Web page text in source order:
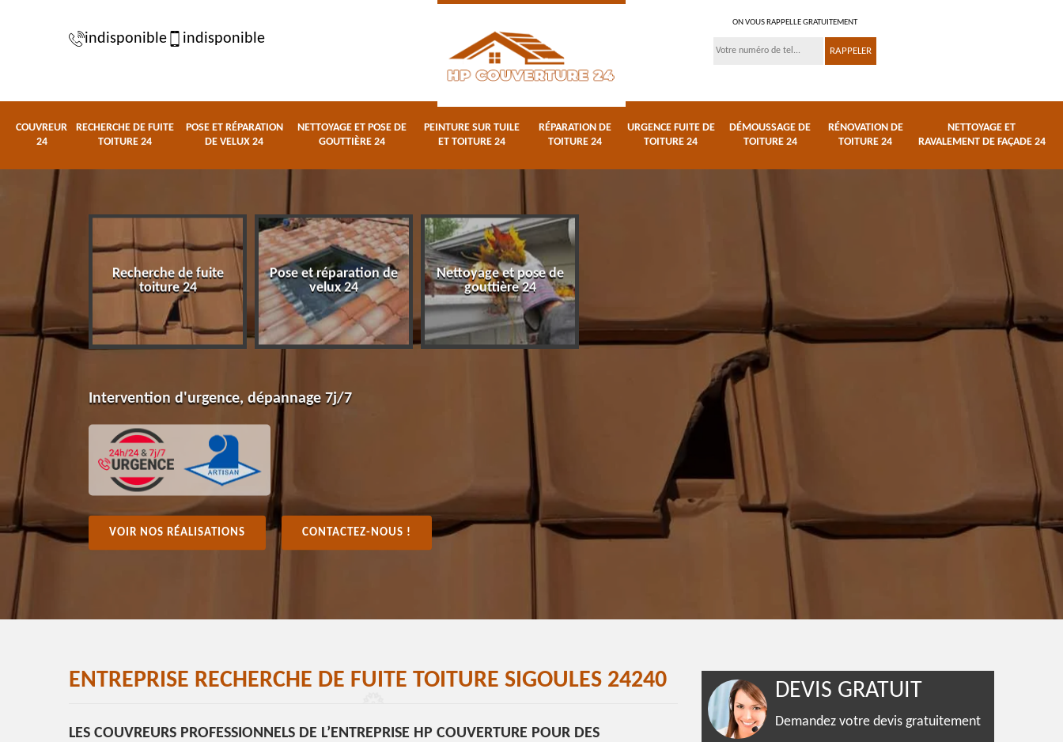
indisponible indisponible
ON VOUS RAPPELLE GRATUITEMENT
COUVREUR
24
RECHERCHE DE FUITE
TOITURE 24
POSE ET RÉPARATION
DE VELUX 24
NETTOYAGE ET POSE DE
GOUTTIÈRE 24
PEINTURE SUR TUILE
ET TOITURE 24
RÉPARATION DE
TOITURE 24
URGENCE FUITE DE
TOITURE 24
DÉMOUSSAGE DE
TOITURE 24
RÉNOVATION DE
TOITURE 24
NETTOYAGE ET
RAVALEMENT DE FAÇADE 24
Recherche de fuite
toiture 24
Pose et réparation de
velux 24
Nettoyage et pose de
gouttière 24
Réparation de toiture
Urgence fuite de
toiture 24
Intervention d'urgence, dépannage 7j/7
VOIR NOS RÉALISATIONS CONTACTEZ-NOUS !
ENTREPRISE RECHERCHE DE FUITE TOITURE SIGOULES 24240
LES COUVREURS PROFESSIONNELS DE L’ENTREPRISE HP COUVERTURE POUR DES
DEVIS GRATUIT
Demandez votre devis gratuitement